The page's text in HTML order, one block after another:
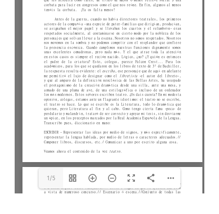
1/5
https://archivos-
fundacionlosgoliardos.com
/wp-
content/uploads/2021/06/
Autoria-condicion-social-
y-problematica-laboral-
del-director-de-escena-
1.pdf
The API version "2.12.313"
does not match the Worker
version "2.5.207".